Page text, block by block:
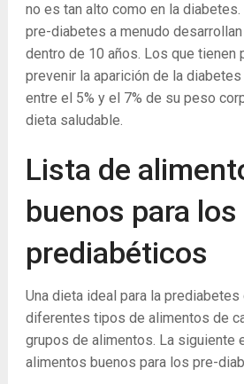
no es tan alto como en la
pre-diabetes a menudo
dentro de 10 años. Los que tienen
prevenir la aparición de la
entre el 5% y el 7% de su peso
dieta saludable.
Lista de
buenos para los
prediabéticos
Una dieta ideal para la
diferentes tipos de alimentos de
grupos de alimentos. La siguiente
alimentos buenos para los pre-